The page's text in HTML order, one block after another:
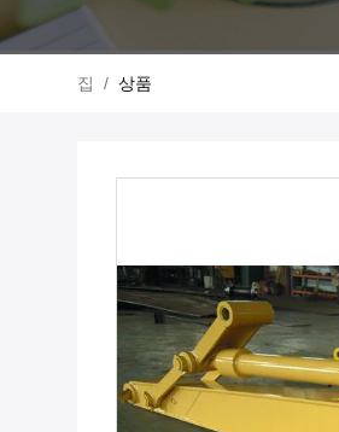
집 / 상품